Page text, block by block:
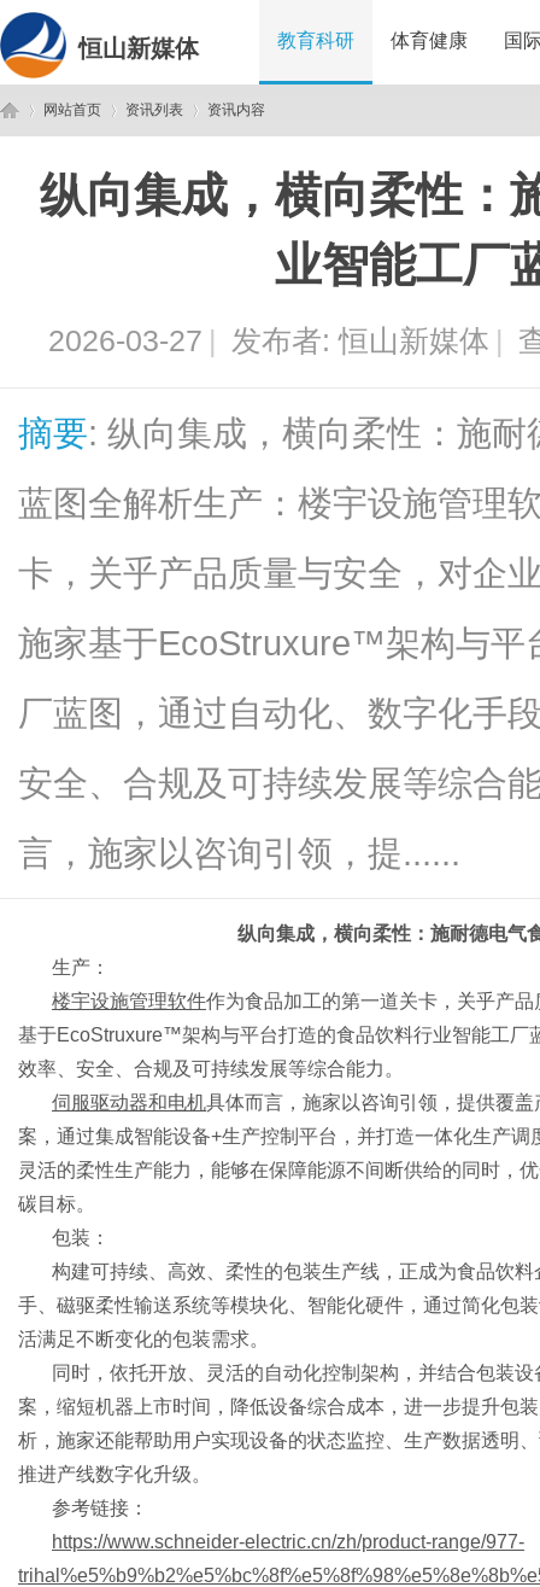
恒山新媒体 教育科研 体育健康 国
网站首页 资讯列表
›
资讯内容
纵向集成，横向柔性：
业智能工厂
2026-03-27 | 发布者:恒山新媒体 |
摘要: 纵向集成，横向柔性：施
蓝图全解析生产：楼宇设施管理
卡，关乎产品质量与安全，对企
施家基于EcoStruxure™架构与平
厂蓝图，通过自动化、数字化手
安全、合规及可持续发展等综合
言，施家以咨询引领，提......
纵向集成，横向柔性：施耐德电气
生产：
楼宇设施管理软件作为食品加工的第一道关卡，关乎产
基于EcoStruxure™架构与平台打造的食品饮料行业智能工
效率、安全、合规及可持续发展等综合能力。
伺服驱动器和电机具体而言，施家以咨询引领，提供覆
案，通过集成智能设备+生产控制平台，并打造一体化生产
灵活的柔性生产能力，能够在保障能源不间断供给的同时，
碳目标。
包装：
构建可持续、高效、柔性的包装生产线，正成为食品饮
手、磁驱柔性输送系统等模块化、智能化硬件，通过简化包
活满足不断变化的包装需求。
同时，依托开放、灵活的自动化控制架构，并结合包装
案，缩短机器上市时间，降低设备综合成本，进一步提升包
析，施家还能帮助用户实现设备的状态监控、生产数据透明
推进产线数字化升级。
参考链接：
https://www.schneider-electric.cn/zh/product-range/977-